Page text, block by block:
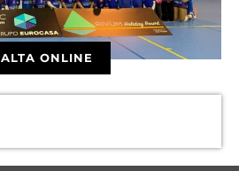
ALTA ONLINE